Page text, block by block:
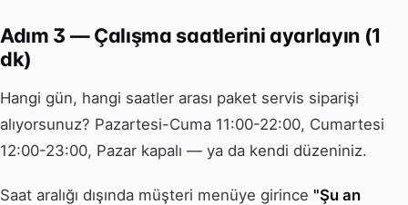
Adım 3 — Çalışma saatlerini ayarlayın (1
dk)
Hangi gün, hangi saatler arası paket servis siparişi
alıyorsunuz? Pazartesi-Cuma 11:00-22:00, Cumartesi
12:00-23:00, Pazar kapalı — ya da kendi düzeniniz.
Saat aralığı dışında müşteri menüye girince "Şu an